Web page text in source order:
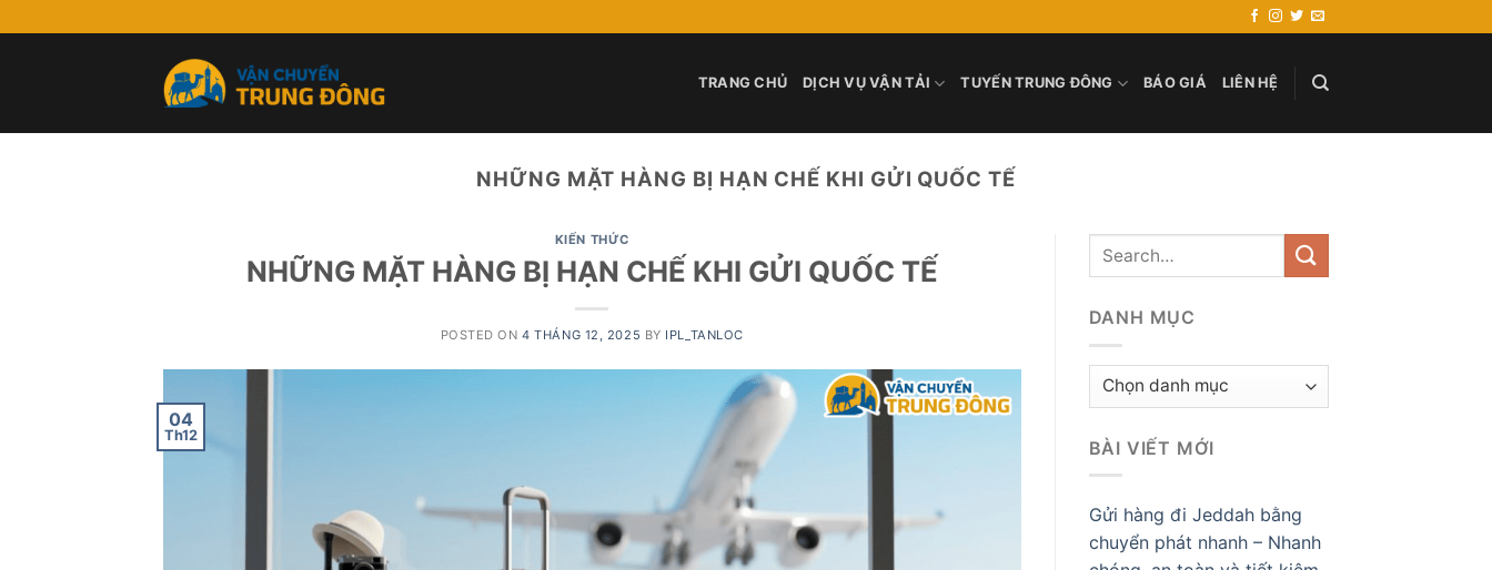
to
TRANG CHỦ DỊCH VỤ VẬN TẢI TUYẾN TRUNG ĐÔNG BÁO GIÁ LIÊN HỆ
NHỮNG MẶT HÀNG BỊ HẠN CHẾ KHI GỬI QUỐC TẾ
KIẾN THỨC
NHỮNG MẶT HÀNG BỊ HẠN CHẾ KHI GỬI QUỐC TẾ
POSTED ON4 THÁNG 12, 2025 BY IPL_TANLOC
04
Th12
DANH MỤC
Danh
BÀI VIẾT MỚI
Gửi hàng đi Jeddah bằng
chuyển phát nhanh – Nhanh